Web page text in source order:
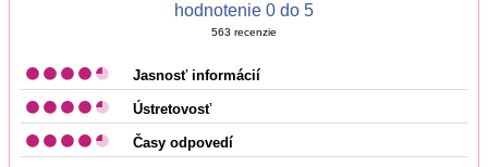
hodnotenie 0 do 5
563 recenzie
Jasnosť informácií
Ústretovosť
Časy odpovedí